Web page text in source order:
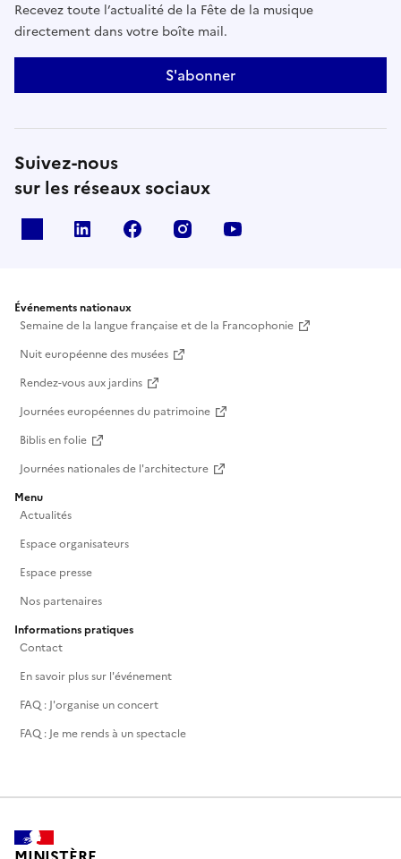
Recevez toute l’actualité de la Fête de la musique
directement dans votre boîte mail.
S'abonner
Suivez-nous
sur les réseaux sociaux
Linkedin Facebook Instagram
Événements nationaux
Semaine de la langue française et de la Francophonie
Nuit européenne des musées
Rendez-vous aux jardins
Journées européennes du patrimoine
Biblis en folie
Journées nationales de l'architecture
Menu
Actualités
Espace organisateurs
Espace presse
Nos partenaires
Informations pratiques
Contact
En savoir plus sur l'événement
FAQ : J'organise un concert
FAQ : Je me rends à un spectacle